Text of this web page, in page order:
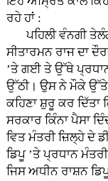
ਰਹੇ ਹਾਂ :
ਪਹਿਲੀ ਵੰਨਗੀ
ਸੀਤਾਰਮਨ ਰਾਜ ਦਾ
’ਤੇ ਗਈ ਤੇ ਉੱਥੇ
ਉੱਠੀ। ਉਸ ਨੇ ਮੌਕੇ ਉੱਤੇ
ਕਹਿਣਾ ਸ਼ੁਰੂ ਕਰ
ਸਰਕਾਰ ਕਿੰਨਾ ਪੈਸਾ
ਵਿਤ ਮੰਤਰੀ ਜ਼ਿਲ੍ਹੇ ਦੇ
ਡਿਪੂ ’ਤੇ ਪ੍ਰਧਾਨ
ਜਿਸ ਅਧੀਨ ਰਾਸ਼ਨ